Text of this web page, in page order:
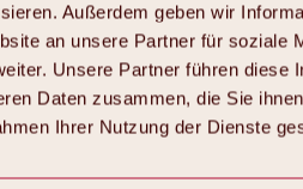
Außerdem geben wir
an unsere Partner für soziale
Unsere Partner führen diese
Daten zusammen, die Sie
Ihrer Nutzung der Dienste